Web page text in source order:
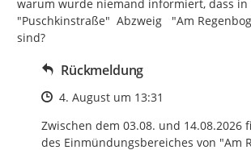
warum wurde niemand informiert, dass in
"Puschkinstraße"  Abzweig   "Am
sind?
Rückmeldung
Zeitpunkt des Erstellens
4. August um 13:31
Zwischen dem 03.08. und 14.08.2026
des Einmündungsbereiches von "Am